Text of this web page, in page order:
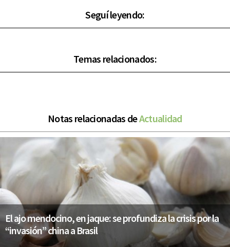
Seguí leyendo:
Temas relacionados:
Notas relacionadas deActualidad
El ajo mendocino, en jaque: se profundiza la crisis por la
“invasión” china a Brasil